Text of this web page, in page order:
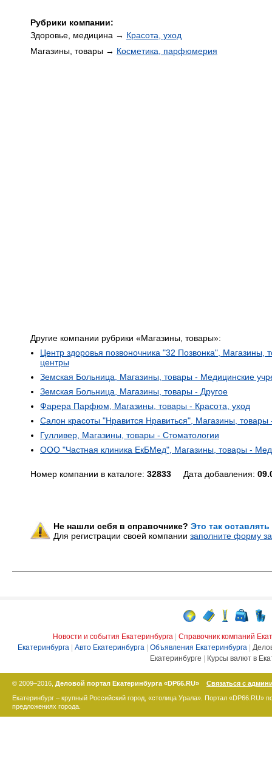
Рубрики компании:
Здоровье, медицина → Красота, уход
Магазины, товары → Косметика, парфюмерия
Другие компании рубрики «Магазины, товары»:
Центр здоровья позвоночника "32 Позвонка",
центры
Земская Больница, Магазины, товары - Медицинские
Земская Больница, Магазины, товары - Другое
Фарера Парфюм, Магазины, товары - Красота, уход
Салон красоты "Нравится Нравиться", Магазины, товары
Гулливер, Магазины, товары - Стоматологии
ООО "Частная клиника ЕкБМед", Магазины, товары -
Номер компании в каталоге: 32833 Дата добавления:
Не нашли себя в справочнике? Это так
Для регистрации своей компании заполните форму
Новости и события Екатеринбурга
Справочник компаний
Екатеринбурга
Авто Екатеринбурга Объявления Екатеринбурга
Екатеринбурге
Курсы валют в
© 2009–2016, Деловой портал Екатеринбурга «DP66.RU»
Связаться с
Екатеринбург – крупный Российский город, «столица Урала». Портал «DP66.RU»
предложениях города.